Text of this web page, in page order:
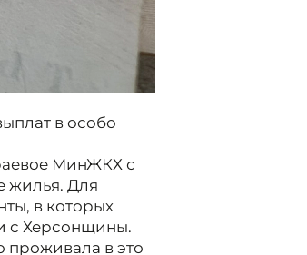
в особо
МинЖКХ с
жилья. Для
в которых
с Херсонщины.
проживала в это